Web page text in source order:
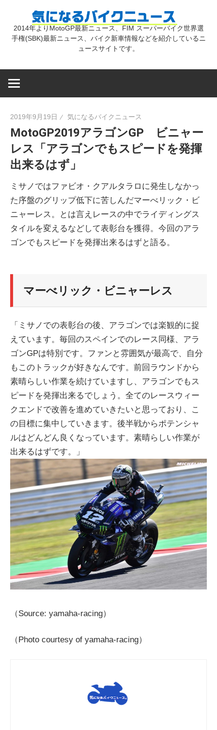
気
バ
ク
ニ
ス
2014年よりMotoGP最新ニュース、FIM スーパーバイク世界選
手権(SBK)最新ニュース、バイク新車情報などを紹介しているニ
ュースサイトです。
2019年9月19日 気になるバイクニュース
MotoGP2019アラゴンGP ビニャー
レス「アラゴンでもスピードを発揮
出来るはず」
ミサノではファビオ・クアルタラロに発生しなかっ
た序盤のグリップ低下に苦しんだマーべリック・ビ
ニャーレス。とは言えレースの中でライディングス
タイルを変えるなどして表彰台を獲得。今回のアラ
ゴンでもスピードを発揮出来るはずと語る。
マーべリック・ビニャーレス
「ミサノでの表彰台の後、アラゴンでは楽観的に捉
えています。毎回のスペインでのレース同様、アラ
ゴンGPは特別です。ファンと雰囲気が最高で、自分
もこのトラックが好きなんです。前回ラウンドから
素晴らしい作業を続けていますし、アラゴンでもス
ピードを発揮出来るでしょう。全てのレースウィー
クエンドで改善を進めていきたいと思っており、こ
の目標に集中していきます。後半戦からポテンシャ
ルはどんどん良くなっています。素晴らしい作業が
出来るはずです。」
（Source: yamaha-racing）
（Photo courtesy of yamaha-racing）